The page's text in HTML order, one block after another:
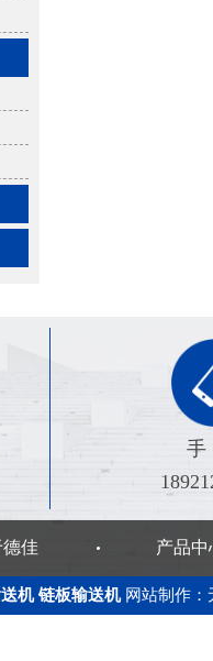
佳 产品中
机 链板输送机 网站制作 ：